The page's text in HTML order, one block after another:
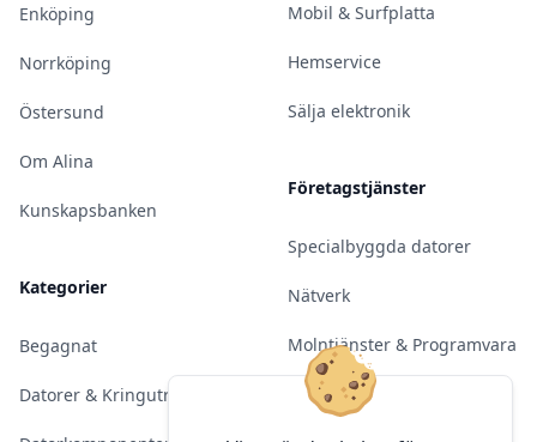
Enköping
Norrköping
Östersund
Om Alina
Kunskapsbanken
Kategorier
Begagnat
Datorer & Kringutrustning
Mobil & Surfplatta
Hemservice
Sälja elektronik
Företagstjänster
Specialbyggda datorer
Nätverk
Molntjänster & Programvara
Server & Backup